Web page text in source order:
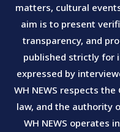
matters, cultural
aim is to present
transparency, and
published strictly for
expressed by
WH NEWS respects
law, and the authority
WH NEWS operates